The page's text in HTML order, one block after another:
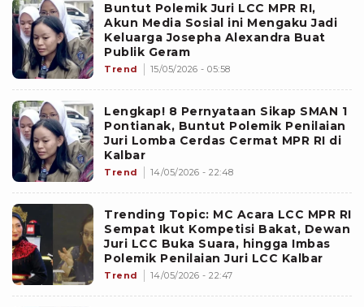
Buntut Polemik Juri LCC MPR RI,
Akun Media Sosial ini Mengaku Jadi
Keluarga Josepha Alexandra Buat
Publik Geram
Trend 15/05/2026 - 05:58
Lengkap! 8 Pernyataan Sikap SMAN 1
Pontianak, Buntut Polemik Penilaian
Juri Lomba Cerdas Cermat MPR RI di
Kalbar
Trend 14/05/2026 - 22:48
Trending Topic: MC Acara LCC MPR RI
Sempat Ikut Kompetisi Bakat, Dewan
Juri LCC Buka Suara, hingga Imbas
Polemik Penilaian Juri LCC Kalbar
Trend 14/05/2026 - 22:47